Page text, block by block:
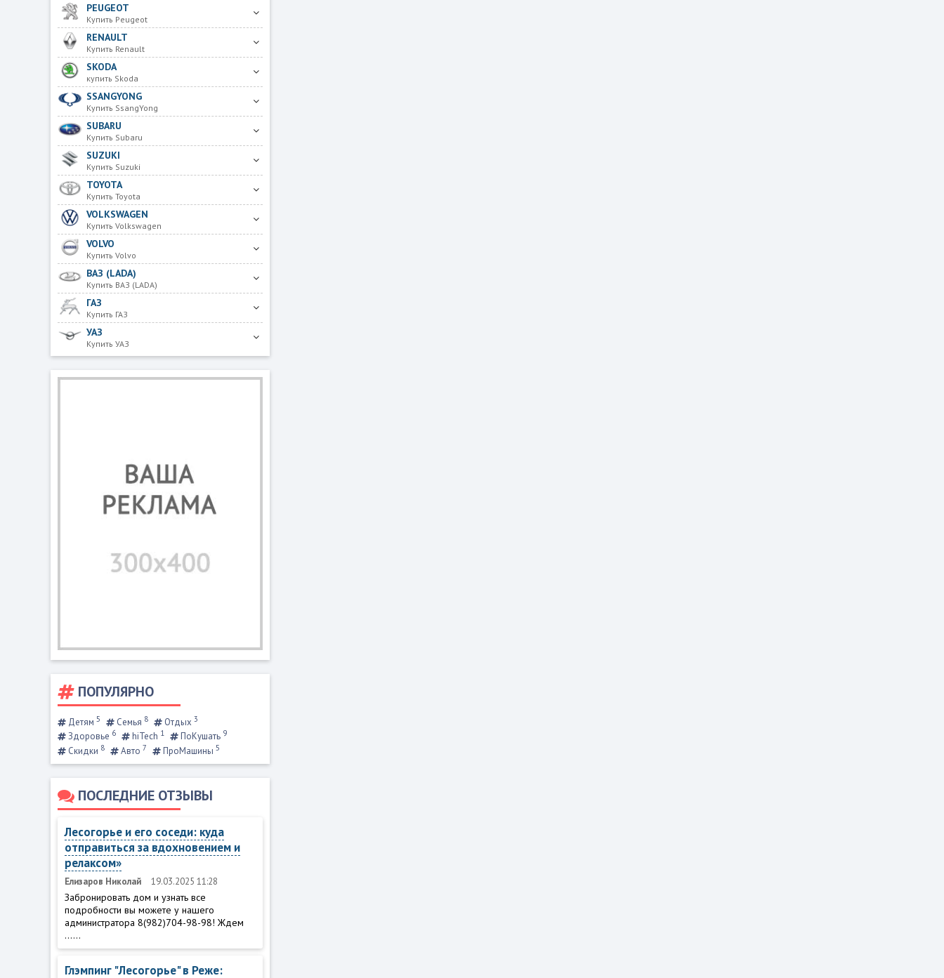
PEUGEOT
Купить Peugeot
RENAULT
Купить Renault
SKODA
купить Skoda
SSANGYONG
Купить SsangYong
SUBARU
Купить Subaru
SUZUKI
Купить Suzuki
TOYOTA
Купить Toyota
VOLKSWAGEN
Купить Volkswagen
VOLVO
Купить Volvo
ВАЗ (LADA)
Купить ВАЗ (LADA)
ГАЗ
Купить ГАЗ
УАЗ
Купить УАЗ
ПОПУЛЯРНО
Детям 5 Семья 8 Отдых 3
Здоровье 6 hiTech 1 ПоКушать 9
Скидки 8 Авто 7 ПроМашины 5
ПОСЛЕДНИЕ ОТЗЫВЫ
Лесогорье и его соседи: куда
отправиться за вдохновением и
релаксом»
Елизаров Николай 19.03.2025 11:28
Забронировать дом и узнать все
подробности вы можете у нашего
администратора 8(982)704-98-98! Ждем
......
Глэмпинг "Лесогорье" в Реже: